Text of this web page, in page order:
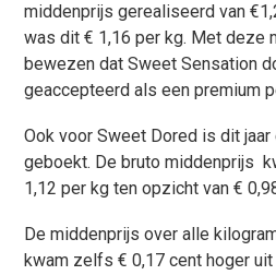
middenprijs gerealiseerd van
was dit € 1,16 per kg. Met deze
bewezen dat Sweet Sensation
geaccepteerd als een premium
Ook voor Sweet Dored is dit
geboekt. De bruto middenprijs
1,12 per kg ten opzicht van €
De middenprijs over alle
kwam zelfs € 0,17 cent hoger